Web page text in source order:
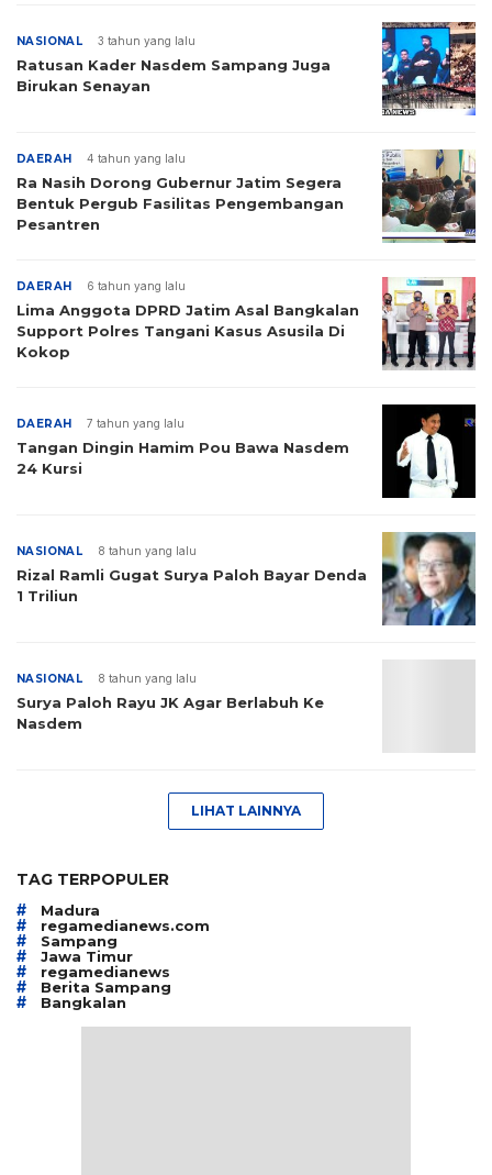
NASIONAL 3 tahun yang lalu
Ratusan Kader Nasdem Sampang Juga
Birukan Senayan
DAERAH 4 tahun yang lalu
Ra Nasih Dorong Gubernur Jatim Segera
Bentuk Pergub Fasilitas Pengembangan
Pesantren
DAERAH 6 tahun yang lalu
Lima Anggota DPRD Jatim Asal Bangkalan
Support Polres Tangani Kasus Asusila Di
Kokop
DAERAH 7 tahun yang lalu
Tangan Dingin Hamim Pou Bawa Nasdem
24 Kursi
NASIONAL 8 tahun yang lalu
Rizal Ramli Gugat Surya Paloh Bayar Denda
1 Triliun
NASIONAL 8 tahun yang lalu
Surya Paloh Rayu JK Agar Berlabuh Ke
Nasdem
LIHAT LAINNYA
TAG TERPOPULER
# Madura
# regamedianews.com
# Sampang
# Jawa Timur
# regamedianews
# Berita Sampang
# Bangkalan